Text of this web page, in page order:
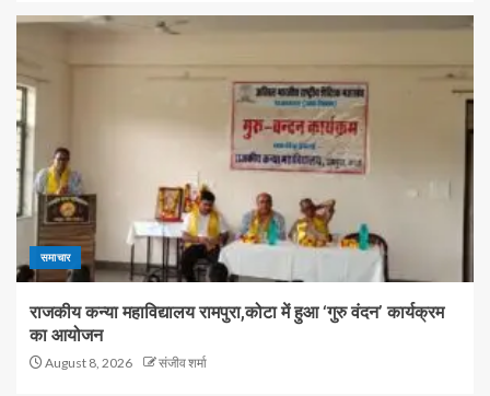
समाचार
राजकीय कन्या महाविद्यालय रामपुरा,कोटा में हुआ ‘गुरु वंदन’ कार्यक्रम
का आयोजन
August 8, 2026 संजीव शर्मा